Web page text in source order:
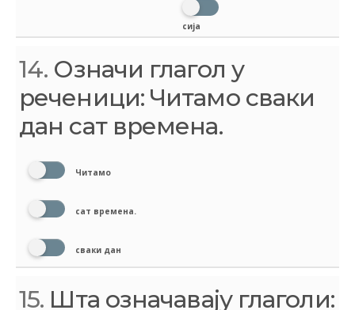
сија
14. Означи глагол у
реченици: Читамо сваки
дан сат времена.
Читамо
сат времена.
сваки дан
15. Шта означавају глаголи: